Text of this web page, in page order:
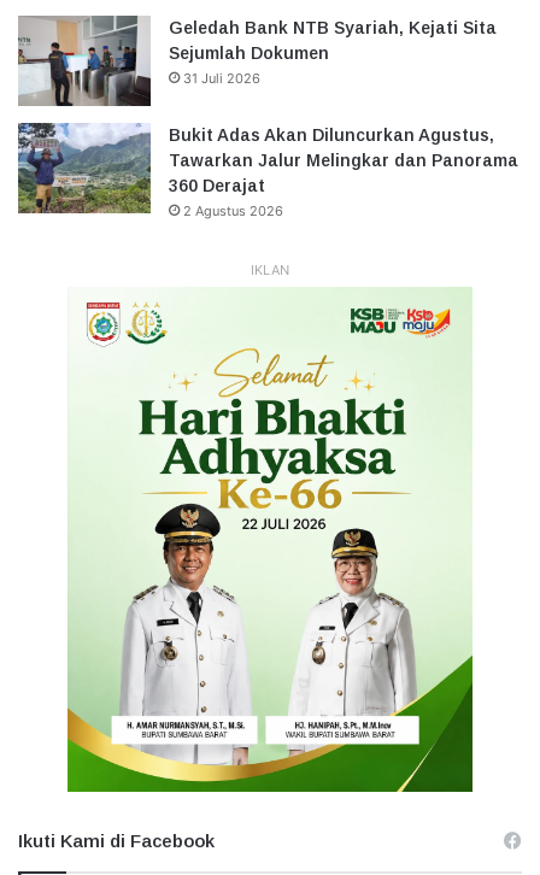
Geledah Bank NTB Syariah, Kejati Sita
Sejumlah Dokumen
31 Juli 2026
Bukit Adas Akan Diluncurkan Agustus,
Tawarkan Jalur Melingkar dan Panorama
360 Derajat
2 Agustus 2026
IKLAN
Ikuti Kami di Facebook